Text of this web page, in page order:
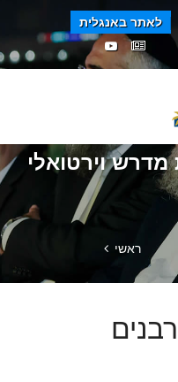
לאתר באנגלית
מדרש וירטואלי
ראשי